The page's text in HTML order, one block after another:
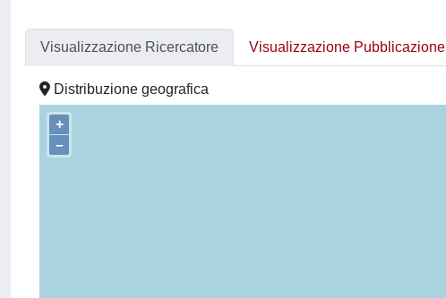
Visualizzazione Ricercatore Visualizzazione Pubblicazione
Distribuzione geografica
+
–